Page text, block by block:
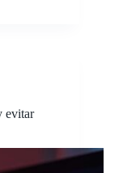
evitar